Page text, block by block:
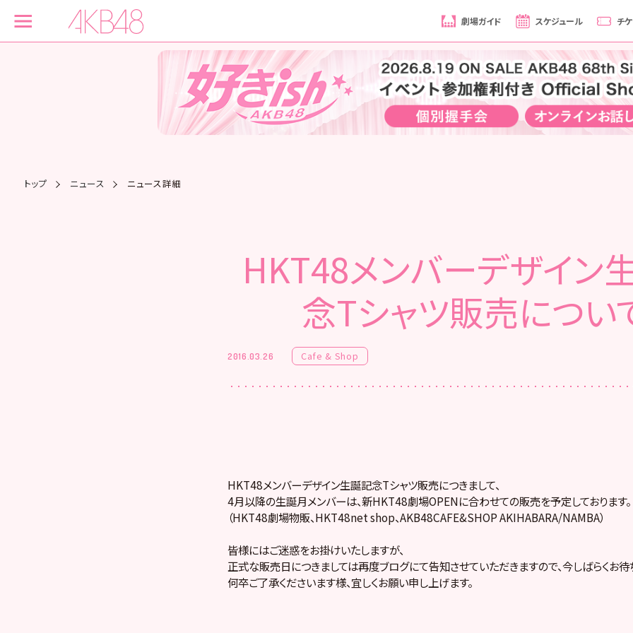
劇場ガイド スケジュール チ
トップ ニュース ニュース詳細
HKT48メンバーデザイン
念Tシャツ販売につい
2016.03.26 Cafe & Shop
HKT48メンバーデザイン生誕記念Tシャツ販売につきまして、
4月以降の生誕月メンバーは、新HKT48劇場OPENに合わせての販売を予定しております。
（HKT48劇場物販、HKT48net shop、AKB48CAFE&SHOP AKIHABARA/NAMBA）
皆様にはご迷惑をお掛けいたしますが、
正式な販売日につきましては再度ブログにて告知させていただきますので、今しばらくお待
何卒ご了承くださいます様、宜しくお願い申し上げます。